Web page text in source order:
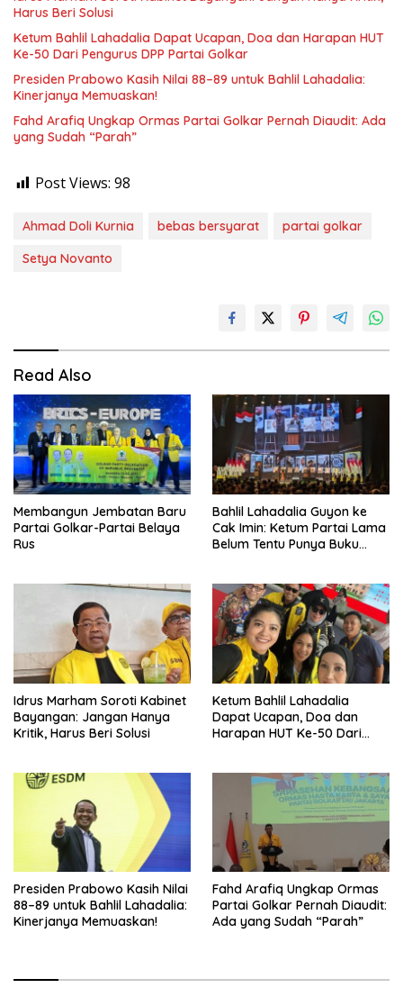
Harus Beri Solusi
Ketum Bahlil Lahadalia Dapat Ucapan, Doa dan Harapan HUT
Ke-50 Dari Pengurus DPP Partai Golkar
Presiden Prabowo Kasih Nilai 88–89 untuk Bahlil Lahadalia:
Kinerjanya Memuaskan!
Fahd Arafiq Ungkap Ormas Partai Golkar Pernah Diaudit: Ada
yang Sudah “Parah”
Post Views: 98
Ahmad Doli Kurnia bebas bersyarat
partai golkar
Setya Novanto
Read Also
Membangun Jembatan Baru
Partai Golkar-Partai Belaya
Rus
Bahlil Lahadalia Guyon ke
Cak Imin: Ketum Partai Lama
Belum Tentu Punya Buku
Idrus Marham Soroti Kabinet
Bayangan: Jangan Hanya
Kritik, Harus Beri Solusi
Ketum Bahlil Lahadalia
Dapat Ucapan, Doa dan
Harapan HUT Ke-50 Dari
Presiden Prabowo Kasih Nilai
88–89 untuk Bahlil Lahadalia:
Kinerjanya Memuaskan!
Fahd Arafiq Ungkap Ormas
Partai Golkar Pernah Diaudit:
Ada yang Sudah “Parah”